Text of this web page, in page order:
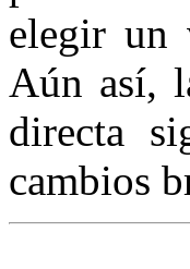
elegir un
Aún así,
directa
cambios